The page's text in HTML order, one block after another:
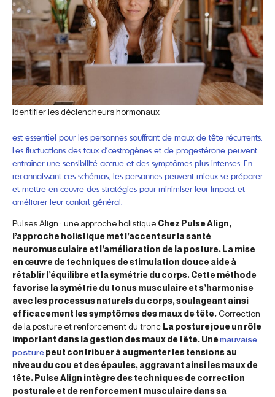
Identifier les déclencheurs hormonaux
est essentiel pour les personnes souffrant de maux de tête récurrents.
Les fluctuations des taux d’œstrogènes et de progestérone peuvent
entraîner une sensibilité accrue et des symptômes plus intenses. En
reconnaissant ces schémas, les personnes peuvent mieux se préparer
et mettre en œuvre des stratégies pour minimiser leur impact et
améliorer leur confort général.
Pulses Align : une approche holistique Chez Pulse Align,
l’approche holistique met l’accent sur la santé
neuromusculaire et l’amélioration de la posture. La mise
en œuvre de techniques de stimulation douce aide à
rétablir l’équilibre et la symétrie du corps. Cette méthode
favorise la symétrie du tonus musculaire et s’harmonise
avec les processus naturels du corps, soulageant ainsi
efficacement les symptômes des maux de tête.Correction
de la posture et renforcement du tronc La posture joue un rôle
important dans la gestion des maux de tête. Unemauvaise
posture peut contribuer à augmenter les tensions au
niveau du cou et des épaules, aggravant ainsi les maux de
tête. Pulse Align intègre des techniques de correction
posturale et de renforcement musculaire dans sa